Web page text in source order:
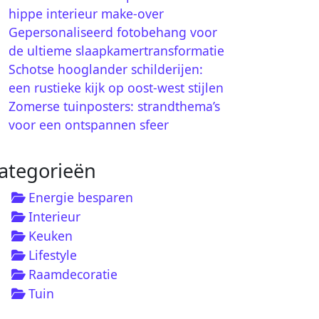
hippe interieur make-over
Gepersonaliseerd fotobehang voor
de ultieme slaapkamertransformatie
Schotse hooglander schilderijen:
een rustieke kijk op oost-west stijlen
Zomerse tuinposters: strandthema’s
voor een ontspannen sfeer
Energie besparen
Interieur
Keuken
Lifestyle
Raamdecoratie
Tuin